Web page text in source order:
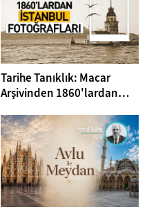
Tarihe Tanıklık: Macar
Arşivinden 1860'lardan